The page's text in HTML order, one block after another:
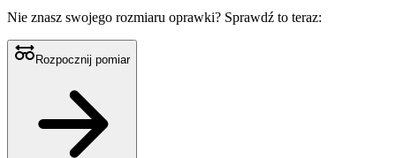
Nie znasz swojego rozmiaru oprawki? Sprawdź to teraz:
Rozpocznij pomiar